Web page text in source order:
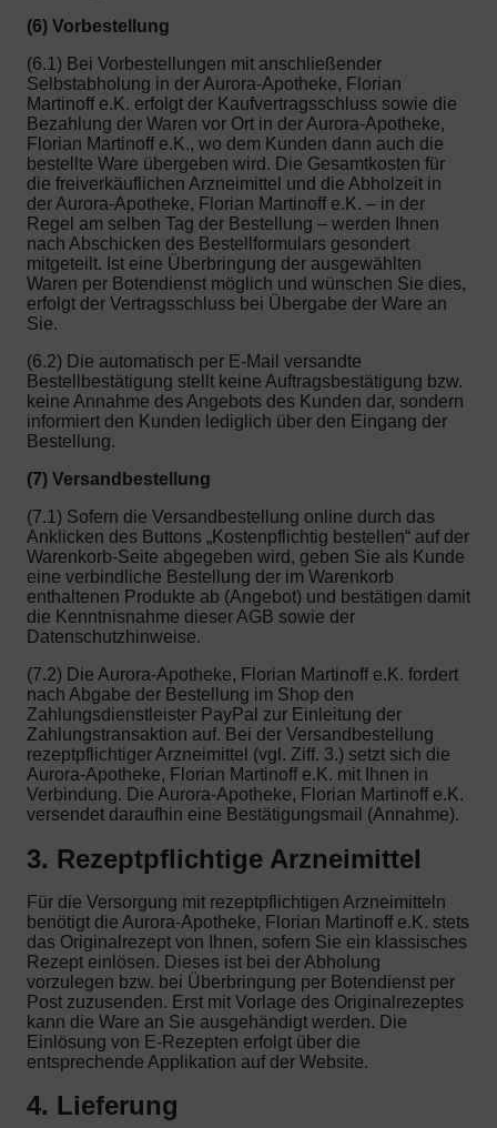
(6) Vorbestellung
(6.1) Bei Vorbestellungen mit anschließender
Selbstabholung in der Aurora-Apotheke, Florian
Martinoff e.K. erfolgt der Kaufvertragsschluss sowie die
Bezahlung der Waren vor Ort in der Aurora-Apotheke,
Florian Martinoff e.K., wo dem Kunden dann auch die
bestellte Ware übergeben wird. Die Gesamtkosten für
die freiverkäuflichen Arzneimittel und die Abholzeit in
der Aurora-Apotheke, Florian Martinoff e.K. – in der
Regel am selben Tag der Bestellung – werden Ihnen
nach Abschicken des Bestellformulars gesondert
mitgeteilt. Ist eine Überbringung der ausgewählten
Waren per Botendienst möglich und wünschen Sie dies,
erfolgt der Vertragsschluss bei Übergabe der Ware an
Sie.
(6.2) Die automatisch per E-Mail versandte
Bestellbestätigung stellt keine Auftragsbestätigung bzw.
keine Annahme des Angebots des Kunden dar, sondern
informiert den Kunden lediglich über den Eingang der
Bestellung.
(7) Versandbestellung
(7.1) Sofern die Versandbestellung online durch das
Anklicken des Buttons „Kostenpflichtig bestellen“ auf der
Warenkorb-Seite abgegeben wird, geben Sie als Kunde
eine verbindliche Bestellung der im Warenkorb
enthaltenen Produkte ab (Angebot) und bestätigen damit
die Kenntnisnahme dieser AGB sowie der
Datenschutzhinweise.
(7.2) Die Aurora-Apotheke, Florian Martinoff e.K. fordert
nach Abgabe der Bestellung im Shop den
Zahlungsdienstleister PayPal zur Einleitung der
Zahlungstransaktion auf. Bei der Versandbestellung
rezeptpflichtiger Arzneimittel (vgl. Ziff. 3.) setzt sich die
Aurora-Apotheke, Florian Martinoff e.K. mit Ihnen in
Verbindung. Die Aurora-Apotheke, Florian Martinoff e.K.
versendet daraufhin eine Bestätigungsmail (Annahme).
3. Rezeptpflichtige Arzneimittel
Für die Versorgung mit rezeptpflichtigen Arzneimitteln
benötigt die Aurora-Apotheke, Florian Martinoff e.K. stets
das Originalrezept von Ihnen, sofern Sie ein klassisches
Rezept einlösen. Dieses ist bei der Abholung
vorzulegen bzw. bei Überbringung per Botendienst per
Post zuzusenden. Erst mit Vorlage des Originalrezeptes
kann die Ware an Sie ausgehändigt werden. Die
Einlösung von E-Rezepten erfolgt über die
entsprechende Applikation auf der Website.
4. Lieferung